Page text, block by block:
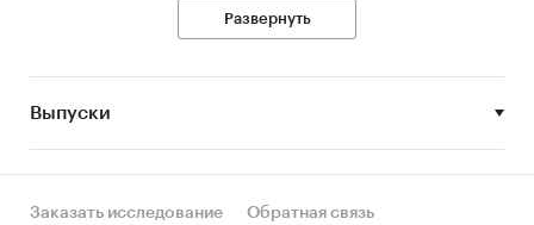
кондитерских изделий в Томской области,
регионами России?
• Рынок растет или снижается? Если растет, то
за счет реального спроса или за счет
динамикой других регионов?
Развернуть
Выпуски
Заказать исследование
Обратная связь